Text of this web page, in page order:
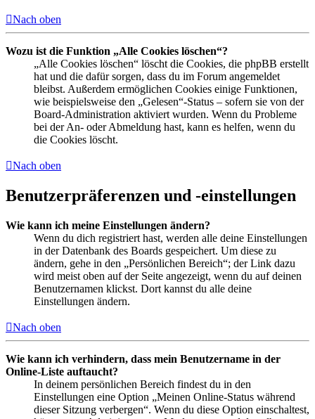
Nach oben
Wozu ist die Funktion „Alle Cookies löschen“?
„Alle Cookies löschen“ löscht die Cookies, die phpBB erstellt
hat und die dafür sorgen, dass du im Forum angemeldet
bleibst. Außerdem ermöglichen Cookies einige Funktionen,
wie beispielsweise den „Gelesen“-Status – sofern sie von der
Board-Administration aktiviert wurden. Wenn du Probleme
bei der An- oder Abmeldung hast, kann es helfen, wenn du
die Cookies löscht.
Nach oben
Benutzerpräferenzen und -einstellungen
Wie kann ich meine Einstellungen ändern?
Wenn du dich registriert hast, werden alle deine Einstellungen
in der Datenbank des Boards gespeichert. Um diese zu
ändern, gehe in den „Persönlichen Bereich“; der Link dazu
wird meist oben auf der Seite angezeigt, wenn du auf deinen
Benutzernamen klickst. Dort kannst du alle deine
Einstellungen ändern.
Nach oben
Wie kann ich verhindern, dass mein Benutzername in der
Online-Liste auftaucht?
In deinem persönlichen Bereich findest du in den
Einstellungen eine Option „Meinen Online-Status während
dieser Sitzung verbergen“. Wenn du diese Option einschaltest,